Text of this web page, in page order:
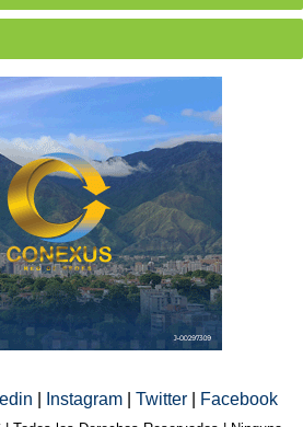
Instagram Twitter Facebook